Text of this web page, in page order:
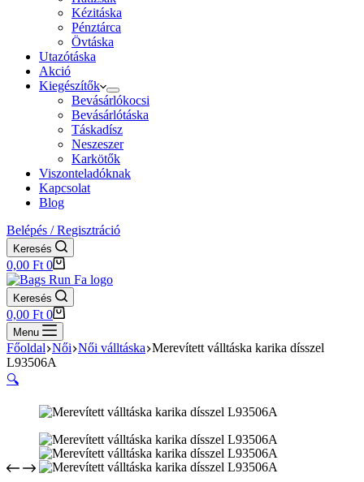
Kézitáska
Pénztárca
Övtáska
Utazótáska
Akció
Kiegészítők
Bevásárlókocsi
Bevásárlótáska
Táskadísz
Neszeszer
Karkötők
Viszonteladóknak
Kapcsolat
Blog
Belépés / Regisztráció
Keresés
Shopping
cart
0,00 Ft 0
Keresés
Shopping
cart
0,00 Ft 0
Menu
Főoldal Női Női válltáska Merevített válltáska karika dísszel
L93506A
🔍